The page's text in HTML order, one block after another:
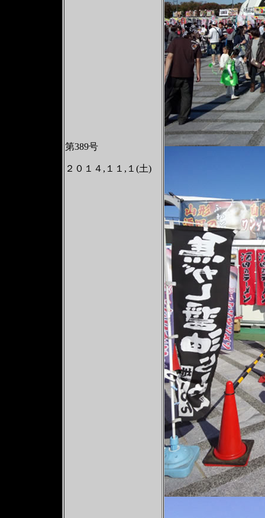
第389号
２０１４,１１,１(土)